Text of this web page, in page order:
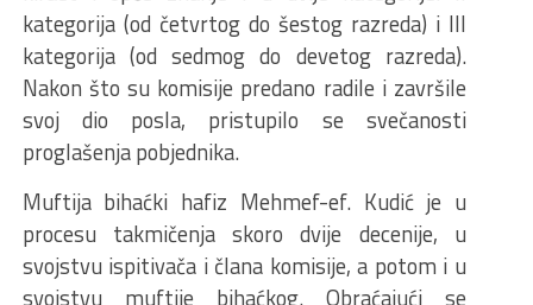
kategorija (od četvrtog do šestog razreda) i III
kategorija (od sedmog do devetog razreda).
Nakon što su komisije predano radile i završile
svoj dio posla, pristupilo se svečanosti
proglašenja pobjednika.
Muftija bihaćki hafiz Mehmef-ef. Kudić je u
procesu takmičenja skoro dvije decenije, u
svojstvu ispitivača i člana komisije, a potom i u
svojstvu muftije bihaćkog. Obraćajući se